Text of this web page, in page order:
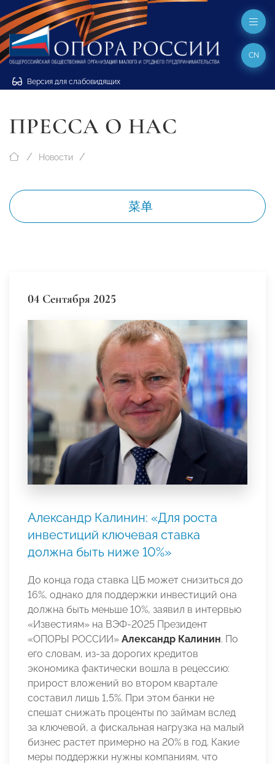
Версия для слабовидящих
CN
ПРЕССА О НАС
Новости
菜单
04 Сентября 2025
Александр Калинин: «Для роста
инвестиций ключевая ставка
должна быть ниже 10%»
До конца года ставка ЦБ может снизиться до
16%, однако для поддержки инвестиций она
должна быть меньше 10%, заявил в интервью
«Известиям» на ВЭФ-2025 Президент
«ОПОРЫ РОССИИ» Александр Калинин. По
его словам, из-за дорогих кредитов
экономика фактически вошла в рецессию:
прирост вложений во втором квартале
составил лишь 1,5%. При этом банки не
спешат снижать проценты по займам вслед
за ключевой, а фискальная нагрузка на малый
бизнес растет примерно на 20% в год. Какие
меры поддержки нужны компаниям, что